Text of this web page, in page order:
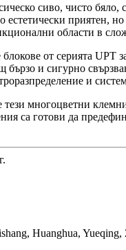
сиво, чисто
естетически приятен,
области в
от серията UPT
бързо и сигурно
и
тези многоцветни
са готови да
Huanghua,